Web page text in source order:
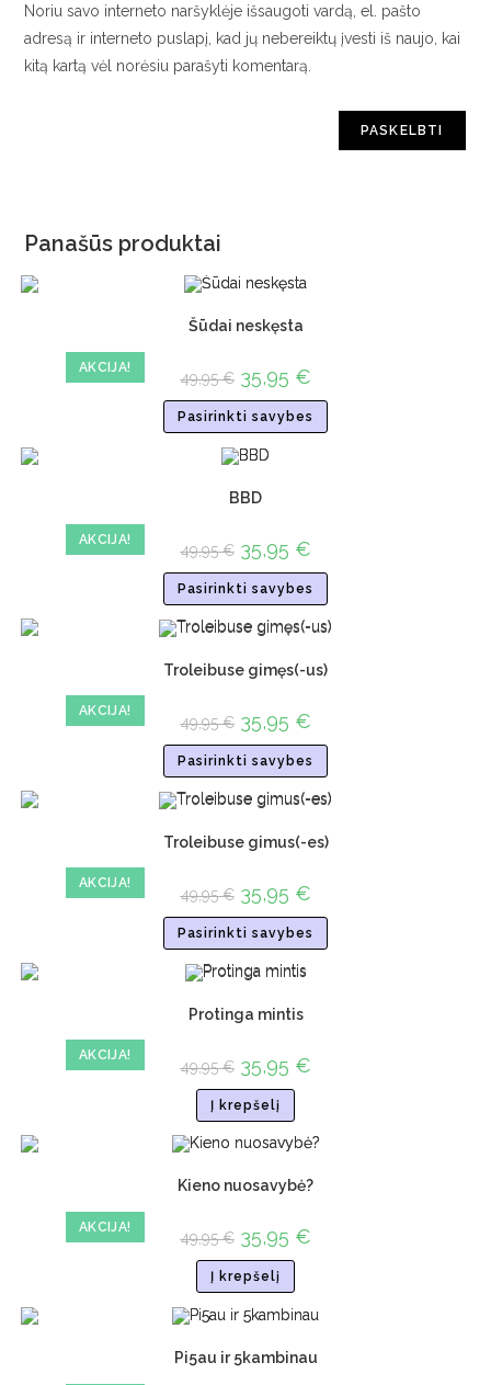
Noriu savo interneto naršyklėje išsaugoti vardą, el. pašto
adresą ir interneto puslapį, kad jų nebereiktų įvesti iš naujo, kai
kitą kartą vėl norėsiu parašyti komentarą.
Panašūs produktai
AKCIJA!
Šūdai neskęsta
49,95€ 35,95 €
Pasirinkti savybes
AKCIJA!
BBD
49,95€ 35,95 €
Pasirinkti savybes
AKCIJA!
Troleibuse gimęs(-us)
49,95€ 35,95 €
Pasirinkti savybes
AKCIJA!
Troleibuse gimus(-es)
49,95€ 35,95 €
Pasirinkti savybes
AKCIJA!
Protinga mintis
49,95€ 35,95 €
Į krepšelį
AKCIJA!
Kieno nuosavybė?
49,95€ 35,95 €
Į krepšelį
Pi5au ir 5kambinau